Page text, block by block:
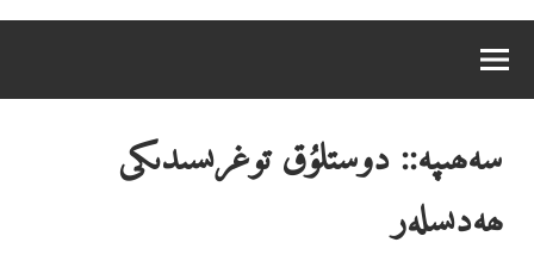
سەھىپە::دوستلۇق توغرىسىدىكى
ھەدىسلەر